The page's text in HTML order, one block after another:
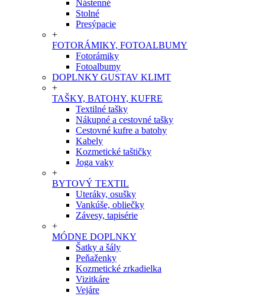
Nástenné
Stolné
Presýpacie
+
FOTORÁMIKY, FOTOALBUMY
Fotorámiky
Fotoalbumy
DOPLNKY GUSTAV KLIMT
+
TAŠKY, BATOHY, KUFRE
Textilné tašky
Nákupné a cestovné tašky
Cestovné kufre a batohy
Kabely
Kozmetické taštičky
Joga vaky
+
BYTOVÝ TEXTIL
Uteráky, osušky
Vankúše, obliečky
Závesy, tapisérie
+
MÓDNE DOPLNKY
Šatky a šály
Peňaženky
Kozmetické zrkadielka
Vizitkáre
Vejáre